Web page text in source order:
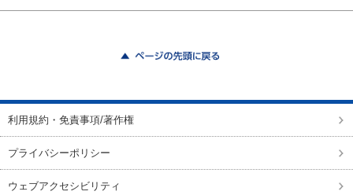
利用規約・免責事項/著作権
プライバシーポリシー
ウェブアクセシビリティ